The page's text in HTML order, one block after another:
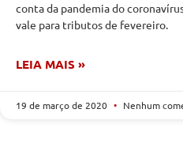
conta da pandemia do
vale para tributos de fevereiro.
LEIA MAIS »
19 de março de 2020 Nenhum